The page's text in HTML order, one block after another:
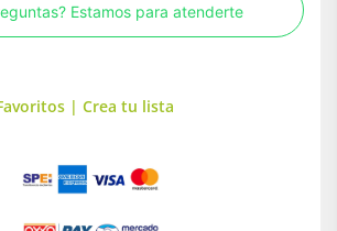
Estamos para atenderte
| Crea tu lista